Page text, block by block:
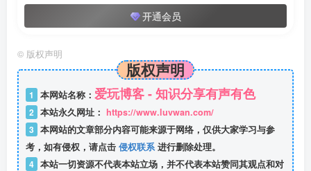
开通会员
© 版权声明
版权声明
1 本网站名称： 爱玩博客 - 知识分享有声有色
2 本站永久网址： https://www.luvwan.com/
3 本网站的文章部分内容可能来源于网络，仅供大家学习与参
考，如有侵权，请点击 侵权联系进行删除处理。
4 本站一切资源不代表本站立场，并不代表本站赞同其观点和对